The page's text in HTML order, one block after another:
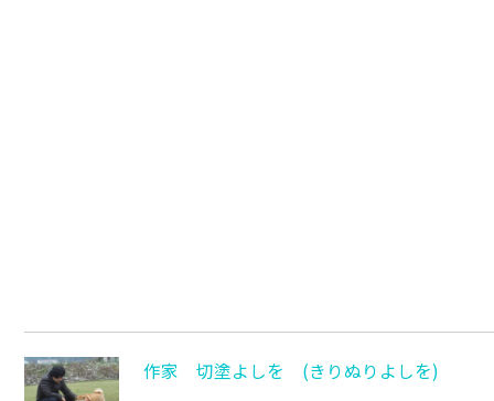
作家 切塗よしを (きりぬりよしを)